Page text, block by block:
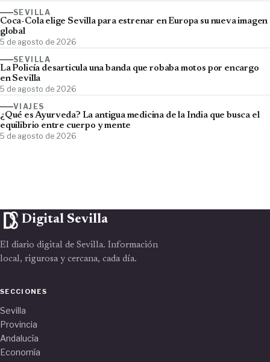
SEVILLA
Coca-Cola elige Sevilla para estrenar en Europa su nueva imagen
global
5 de agosto de 2026
SEVILLA
La Policía desarticula una banda que robaba motos por encargo
en Sevilla
5 de agosto de 2026
VIAJES
¿Qué es Ayurveda? La antigua medicina de la India que busca el
equilibrio entre cuerpo y mente
5 de agosto de 2026
Digital Sevilla
El diario digital de Sevilla. Información
local, rigurosa y cercana, cada día.
SECCIONES
Sevilla
Provincia
Andalucía
Economía